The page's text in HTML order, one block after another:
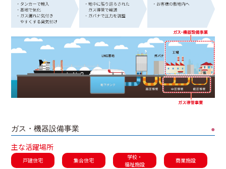
●
ガス・機器設備事業
主な活躍場所
戸建住宅 集合住宅
学校・
福祉施設
商業施設